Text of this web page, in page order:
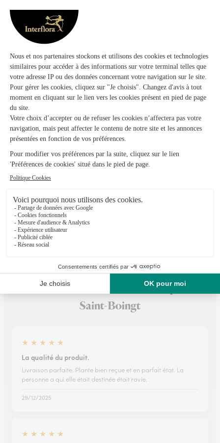
Les Fleurs du Vermois
Saint Nicolas de Port
★★4.6 (124)
44, rue Anatole France
Voir la boutique
La Comedie des Fleurs
★★ ★★★4.5 (169)
15, rue de la Comédie
Voir la boutique
Ils ont fait livrer des fleurs ou une plante à
Saint-Boingt
★ ★ ★ ★ ★
La qualité du produit.
Livraison parfaite. Plante bien reçue et en parfait état. La
personne a qui elle était destinée était ravie.
29/12/2025
★ ★ ★ ★ ★